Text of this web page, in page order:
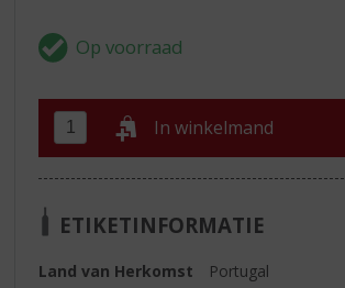
In winkelmand
ETIKETINFORMATIE
Land van Herkomst
Portugal